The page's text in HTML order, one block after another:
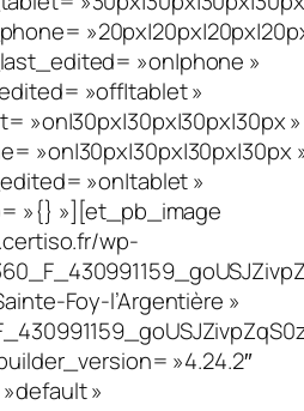
»on|phone »
»off|tablet »
»on|30px|30px|30px|30px »
»on|30px|30px|30px|30px
»on|tablet »
»{} »][et_pb_image
wp-
Foy-l’Argentière »
»4.24.2″
»